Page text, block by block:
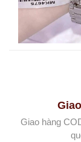
Giao hàng